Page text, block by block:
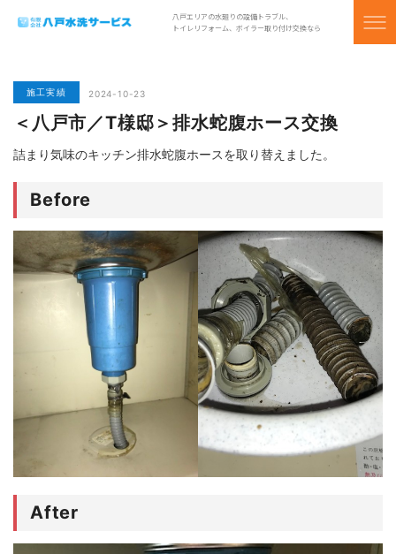
八戸エリアの水廻りの設備トラブル、
トイレリフォーム、ボイラー取り付け交換なら
施工実績 2024-10-23
＜八戸市／T様邸＞排水蛇腹ホース交換
詰まり気味のキッチン排水蛇腹ホースを取り替えました。
Before
After